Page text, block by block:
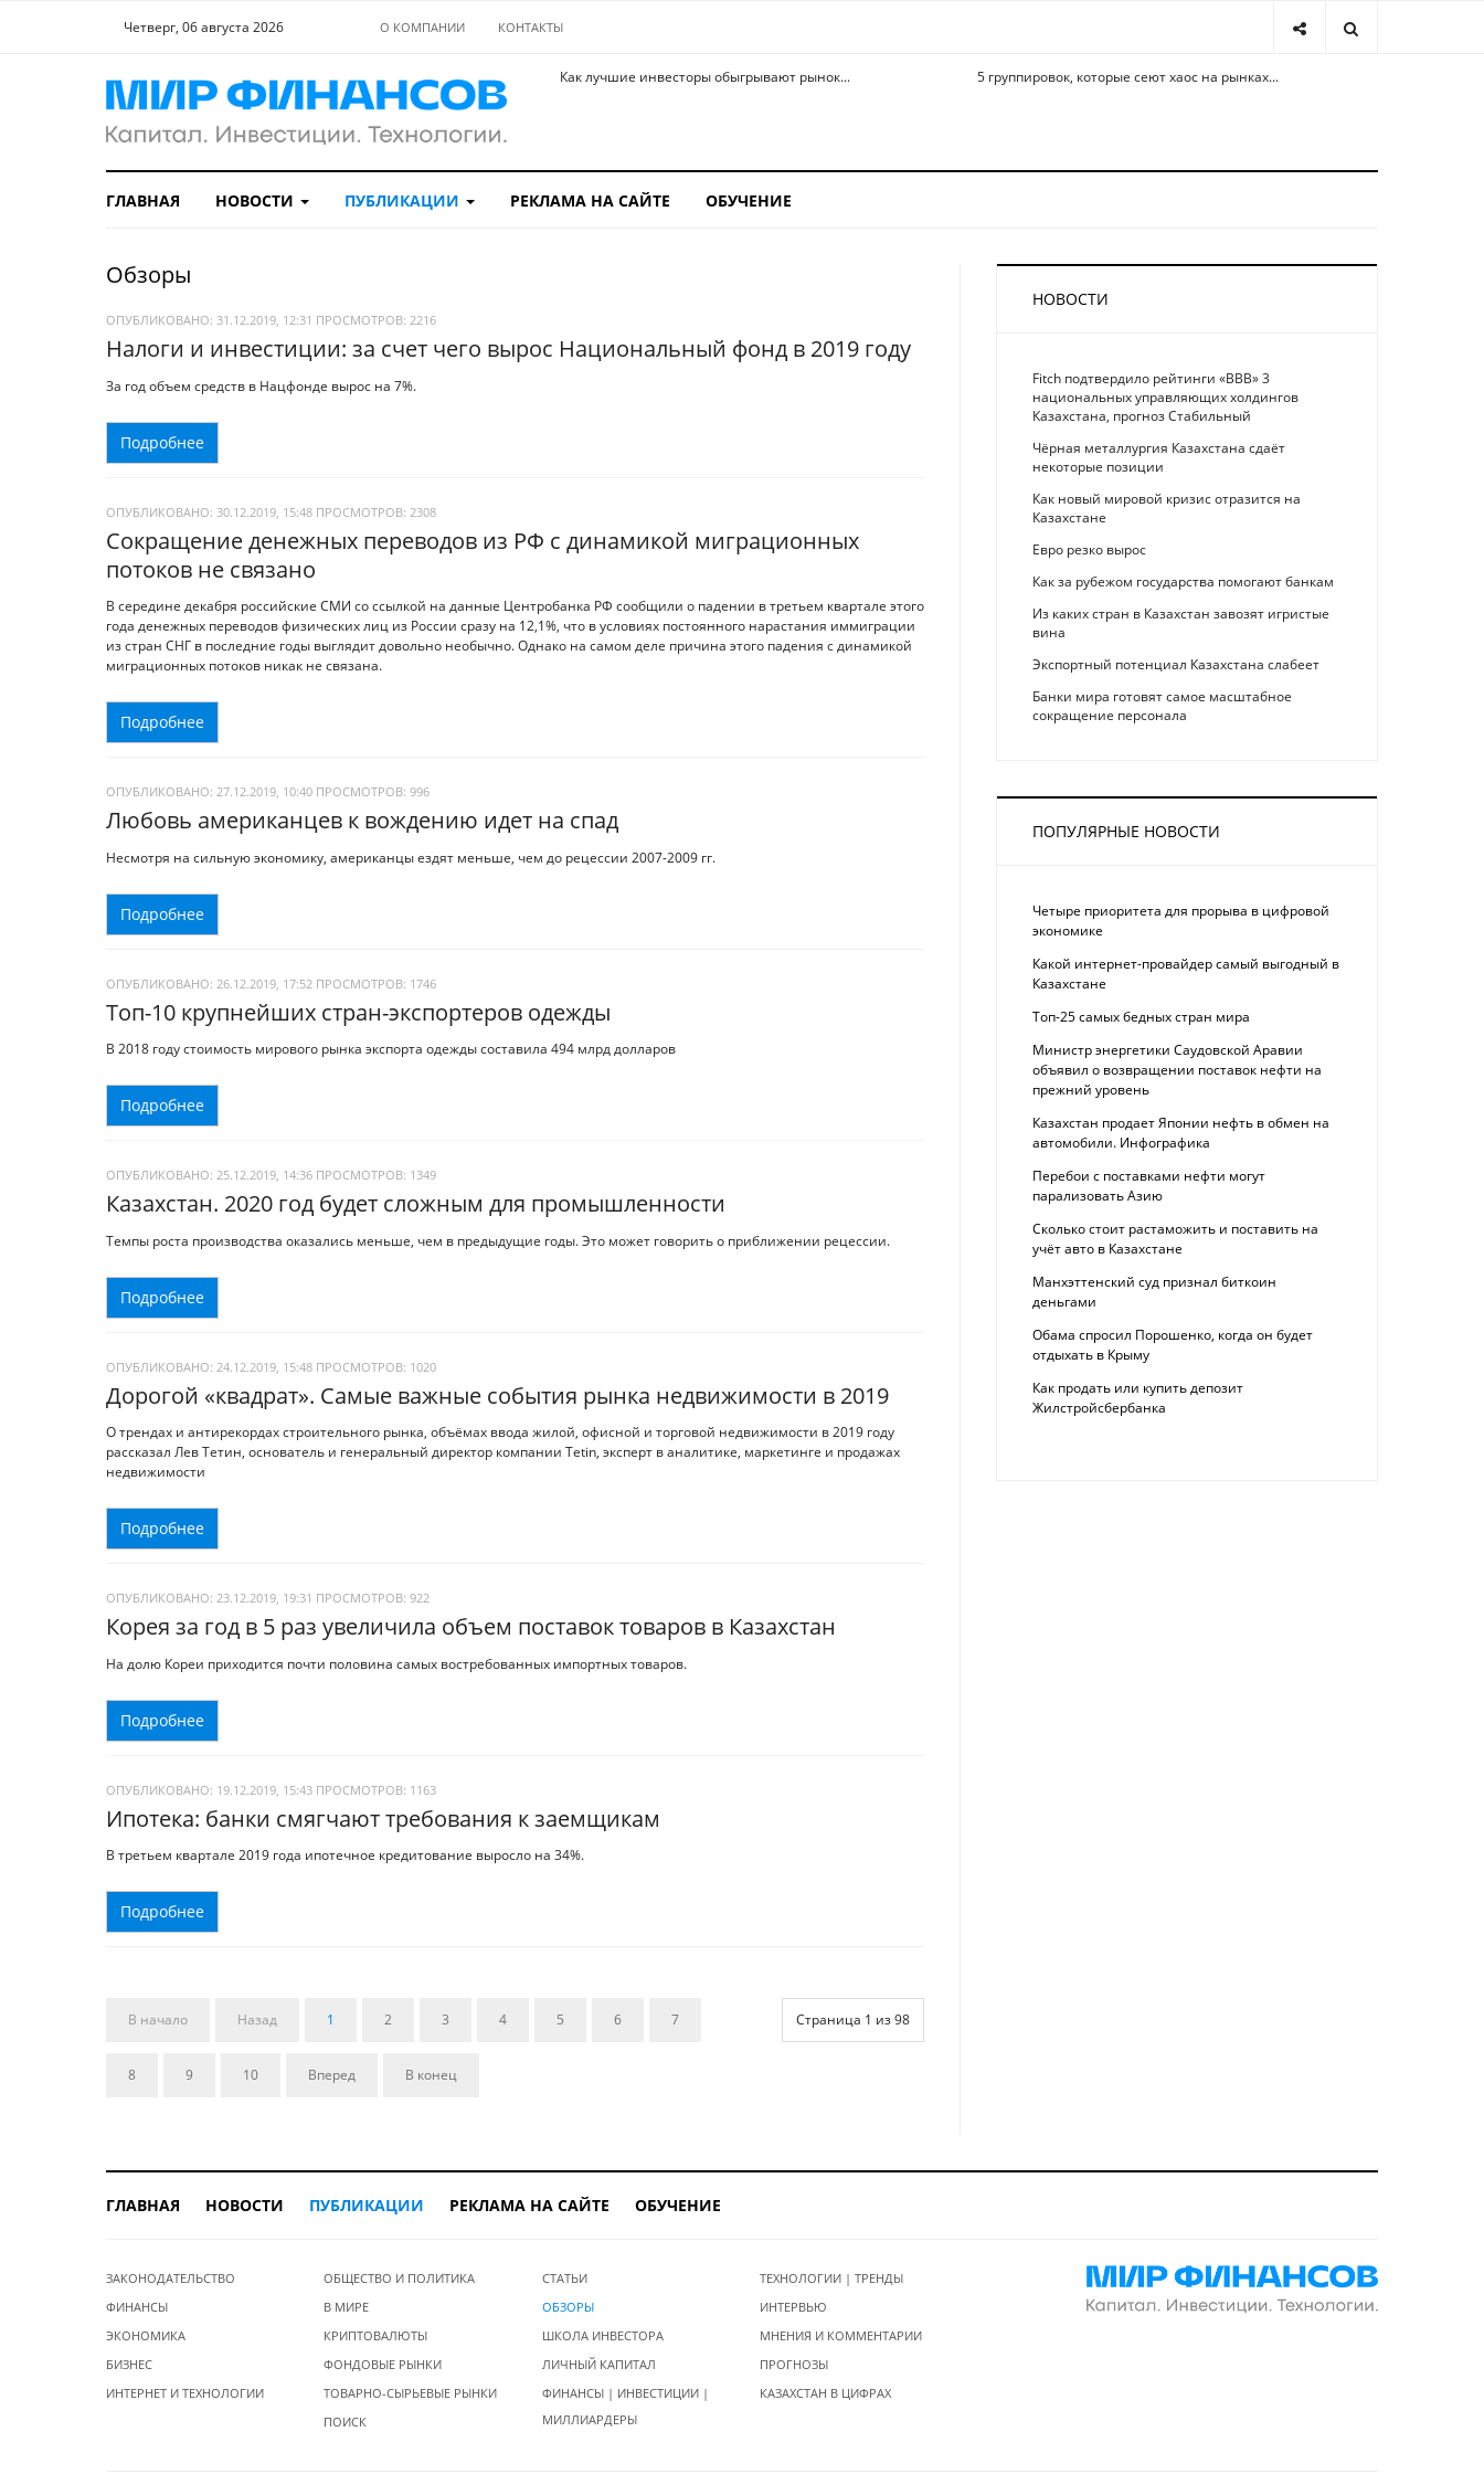
Четверг, 06 августа 2026 О КОМПАНИИ КОНТАКТЫ
Как лучшие инвесторы обыгрывают рынок... 5 группировок, которые сеют хаос на рынках...
ГЛАВНАЯ НОВОСТИ ПУБЛИКАЦИИ РЕКЛАМА НА САЙТЕ ОБУЧЕНИЕ
Обзоры
ОПУБЛИКОВАНО: 31.12.2019, 12:31 ПРОСМОТРОВ: 2216
Налоги и инвестиции: за счет чего вырос Национальный фонд в 2019 году
За год объем средств в Нацфонде вырос на 7%.
Подробнее
ОПУБЛИКОВАНО: 30.12.2019, 15:48 ПРОСМОТРОВ: 2308
Сокращение денежных переводов из РФ с динамикой миграционных
потоков не связано
В середине декабря российские СМИ со ссылкой на данные Центробанка РФ сообщили о падении в третьем квартале этого
года денежных переводов физических лиц из России сразу на 12,1%, что в условиях постоянного нарастания иммиграции
из стран СНГ в последние годы выглядит довольно необычно. Однако на самом деле причина этого падения с динамикой
миграционных потоков никак не связана.
Подробнее
ОПУБЛИКОВАНО: 27.12.2019, 10:40 ПРОСМОТРОВ: 996
Любовь американцев к вождению идет на спад
Несмотря на сильную экономику, американцы ездят меньше, чем до рецессии 2007-2009 гг.
Подробнее
ОПУБЛИКОВАНО: 26.12.2019, 17:52 ПРОСМОТРОВ: 1746
Топ-10 крупнейших стран-экспортеров одежды
В 2018 году стоимость мирового рынка экспорта одежды составила 494 млрд долларов
Подробнее
ОПУБЛИКОВАНО: 25.12.2019, 14:36 ПРОСМОТРОВ: 1349
Казахстан. 2020 год будет сложным для промышленности
Темпы роста производства оказались меньше, чем в предыдущие годы. Это может говорить о приближении рецессии.
Подробнее
ОПУБЛИКОВАНО: 24.12.2019, 15:48 ПРОСМОТРОВ: 1020
Дорогой «квадрат». Самые важные события рынка недвижимости в 2019
О трендах и антирекордах строительного рынка, объёмах ввода жилой, офисной и торговой недвижимости в 2019 году
рассказал Лев Тетин, основатель и генеральный директор компании Tetin, эксперт в аналитике, маркетинге и продажах
недвижимости
Подробнее
ОПУБЛИКОВАНО: 23.12.2019, 19:31 ПРОСМОТРОВ: 922
Корея за год в 5 раз увеличила объем поставок товаров в Казахстан
На долю Кореи приходится почти половина самых востребованных импортных товаров.
Подробнее
ОПУБЛИКОВАНО: 19.12.2019, 15:43 ПРОСМОТРОВ: 1163
Ипотека: банки смягчают требования к заемщикам
В третьем квартале 2019 года ипотечное кредитование выросло на 34%.
Подробнее
Страница 1 из 98
В начало Назад 1 2 3 4 5 6 7
8 9 10 Вперед В конец
НОВОСТИ
Fitch подтвердило рейтинги «BBB» 3
национальных управляющих холдингов
Казахстана, прогноз Стабильный
Чёрная металлургия Казахстана сдаёт
некоторые позиции
Как новый мировой кризис отразится на
Казахстане
Eврo рeзкo вырос
Как за рубежом государства помогают банкам
Из каких стран в Казахстан завозят игристые
вина
Экспортный потенциал Казахстана слабеет
Банки мира готовят самое масштабное
сокращение персонала
ПОПУЛЯРНЫЕ НОВОСТИ
Четыре приоритета для прорыва в цифровой
экономике
Какой интернет-провайдер самый выгодный в
Казахстане
Топ-25 самых бедных стран мира
Министр энергетики Саудовской Аравии
объявил о возвращении поставок нефти на
прежний уровень
Казахстан продает Японии нефть в обмен на
автомобили. Инфографика
Перебои с поставками нефти могут
парализовать Азию
Сколько стоит растаможить и поставить на
учёт авто в Казахстане
Манхэттенский суд признал биткоин
деньгами
Обама спросил Порошенко, когда он будет
отдыхать в Крыму
Как продать или купить депозит
Жилстройсбербанка
ГЛАВНАЯ НОВОСТИ ПУБЛИКАЦИИ РЕКЛАМА НА САЙТЕ ОБУЧЕНИЕ
ЗАКОНОДАТЕЛЬСТВО
ФИНАНСЫ
ЭКОНОМИКА
БИЗНЕС
ИНТЕРНЕТ И ТЕХНОЛОГИИ
ОБЩЕСТВО И ПОЛИТИКА
В МИРЕ
КРИПТОВАЛЮТЫ
ФОНДОВЫЕ РЫНКИ
ТОВАРНО-СЫРЬЕВЫЕ РЫНКИ
ПОИСК
СТАТЬИ
ОБЗОРЫ
ШКОЛА ИНВЕСТОРА
ЛИЧНЫЙ КАПИТАЛ
ФИНАНСЫ | ИНВЕСТИЦИИ |
МИЛЛИАРДЕРЫ
ТЕХНОЛОГИИ | ТРЕНДЫ
ИНТЕРВЬЮ
МНЕНИЯ И КОММЕНТАРИИ
ПРОГНОЗЫ
КАЗАХСТАН В ЦИФРАХ